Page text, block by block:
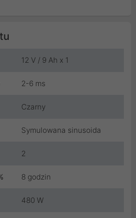
12 V / 9 Ah x 1
2-6 ms
Czarny
Symulowana sinusoida
2
8 godzin
480 W